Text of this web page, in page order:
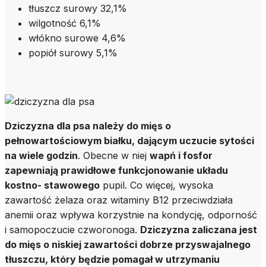
tłuszcz surowy 32,1%
wilgotność 6,1%
włókno surowe 4,6%
popiół surowy 5,1%
Dziczyzna dla psa należy do mięs o
pełnowartościowym białku, dającym uczucie sytości
na wiele godzin. Obecne w niej wapń i fosfor
zapewniają prawidłowe funkcjonowanie układu
kostno- stawowego pupil. Co więcej, wysoka
zawartość żelaza oraz witaminy B12 przeciwdziała
anemii oraz wpływa korzystnie na kondycję, odporność
i samopoczucie czworonoga. Dziczyzna zaliczana jest
do mięs o niskiej zawartości dobrze przyswajalnego
tłuszczu, który będzie pomagał w utrzymaniu